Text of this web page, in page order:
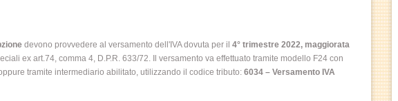
devono provvedere al versamento dell'IVA dovuta per il 4° trimestre 2022, maggiorata
ex art.74, comma 4, D.P.R. 633/72. Il versamento va effettuato tramite modello F24 con
tramite intermediario abilitato, utilizzando il codice tributo: 6034 – Versamento IVA